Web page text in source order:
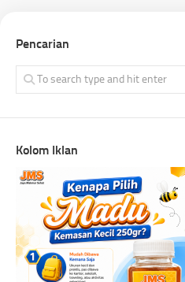
Pencarian
Kolom Iklan